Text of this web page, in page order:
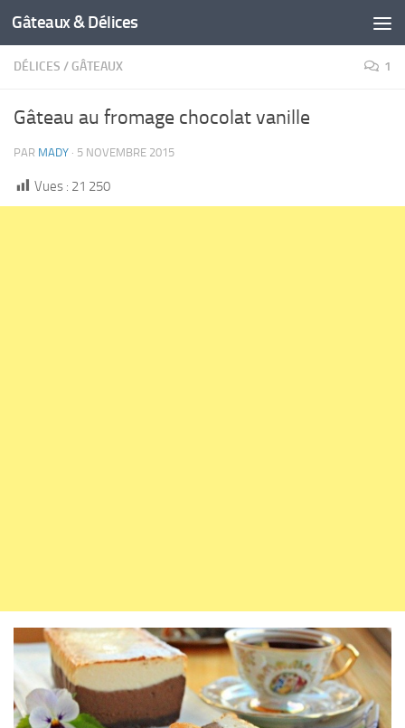
Gâteaux & Délices
DÉLICES / GÂTEAUX 1
Gâteau au fromage chocolat vanille
PAR MADY · 5 NOVEMBRE 2015
Vues : 21 250